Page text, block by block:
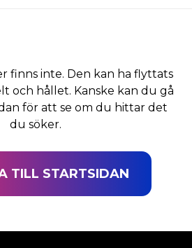
finns inte. Den kan ha flyttats
och hållet. Kanske kan du gå
för att se om du hittar det
du söker.
TILL STARTSIDAN